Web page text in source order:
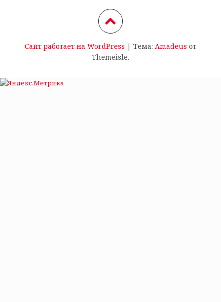
Сайт работает на WordPress | Тема: Amadeus от
Themeisle.